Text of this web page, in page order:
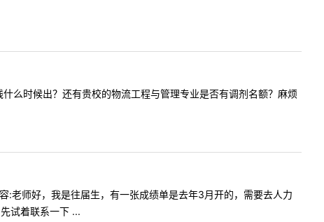
时候出？还有贵校的物流工程与管理专业是否有调剂名额？麻烦
师好，我是往届生，有一张成绩单是去年3月开的，需要去人力
试着联系一下 ...